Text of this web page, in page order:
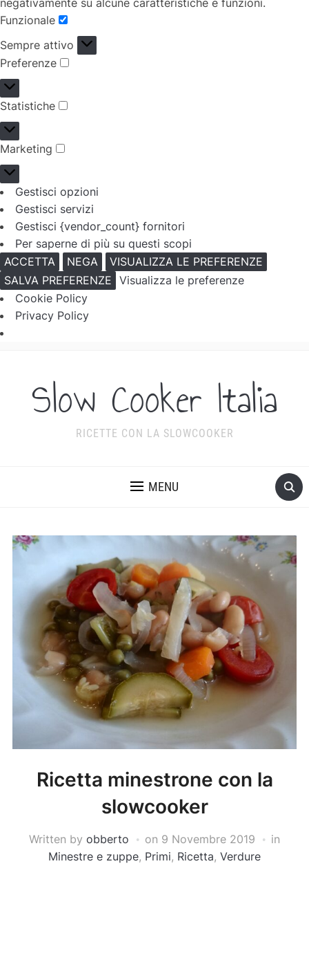
Funzionale
Funzionale
Sempre attivo
Preferenze
Preferenze
Statistiche
Statistiche
Marketing
Marketing
Gestisci opzioni
Gestisci servizi
Gestisci {vendor_count} fornitori
Per saperne di più su questi scopi
ACCETTA
NEGA
VISUALIZZA LE PREFERENZE
SALVA PREFERENZE Visualizza le preferenze
Cookie Policy
Privacy Policy
Slow Cooker Italia
RICETTE CON LA SLOWCOOKER
MENU
Ricetta minestrone con la
slowcooker
Written by obberto on 9 Novembre 2019
in
Minestre e zuppe, Primi, Ricetta, Verdure